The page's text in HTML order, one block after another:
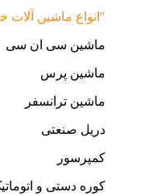
"انواع ماشین آلات
ماشین سی ان سی
ماشین پرس
ماشین ترانسفر
دریل صنعتی
کمپرسور
کوره دستی و